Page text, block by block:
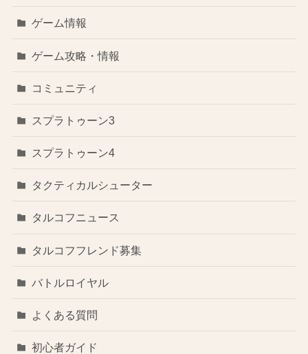
ゲーム情報
ゲーム攻略・情報
コミュニティ
スプラトゥーン3
スプラトゥーン4
タクティカルシューター
タルコフニュース
タルコフフレンド募集
バトルロイヤル
よくある質問
初心者ガイド